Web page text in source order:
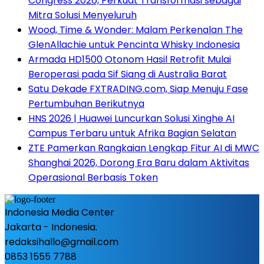
Mitra Solusi Menyeluruh
Wood, Time & Wonder: Malam Perkenalan The
GlenAllachie untuk Pencinta Whisky Indonesia
Armada HD1500 Otonom Hasil Retrofit Mulai
Beroperasi pada Sif Siang di Australia Barat
Satu Dekade FXTRADING.com, Siap Menuju Fase
Pertumbuhan Berikutnya
HNS 2026 | Huawei Luncurkan Solusi Xinghe AI
Campus Terbaru untuk Afrika Bagian Selatan
ZTE Pamerkan Rangkaian Lengkap Fitur AI di MWC
Shanghai 2026, Dorong Era Baru dalam Aktivitas
Operasional Berbasis Token
Indonesia Media Center
Jakarta - Indonesia.
redaksihallo@gmail.com
0853 1555 7788